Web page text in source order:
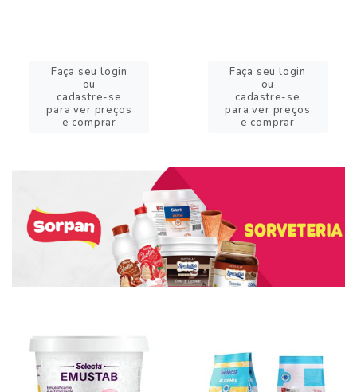
Faça seu login
ou
cadastre-se
para ver preços
e comprar
Faça seu login
ou
cadastre-se
para ver preços
e comprar